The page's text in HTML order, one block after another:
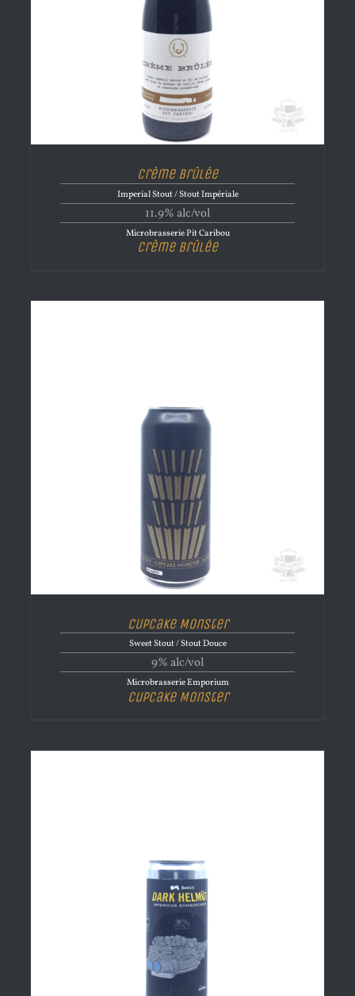
Crème Brûlée
Imperial Stout / Stout Impériale
11.9% alc/vol
Microbrasserie Pit Caribou
Crème Brûlée
Cupcake Monster
Sweet Stout / Stout Douce
9% alc/vol
Microbrasserie Emporium
Cupcake Monster